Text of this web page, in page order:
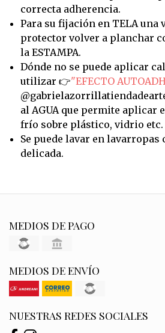
correcta adherencia.
Para su fijación en TELA una
protector volver a planchar
la ESTAMPA.
Dónde no se puede aplicar
utilizar 👉"EFECTO
al AGUA que permite aplicar
frío sobre plástico, vidrio etc.
Se puede lavar en lavarropas
delicada.
MEDIOS DE PAGO
MEDIOS DE ENVÍO
NUESTRAS REDES SOCIALES